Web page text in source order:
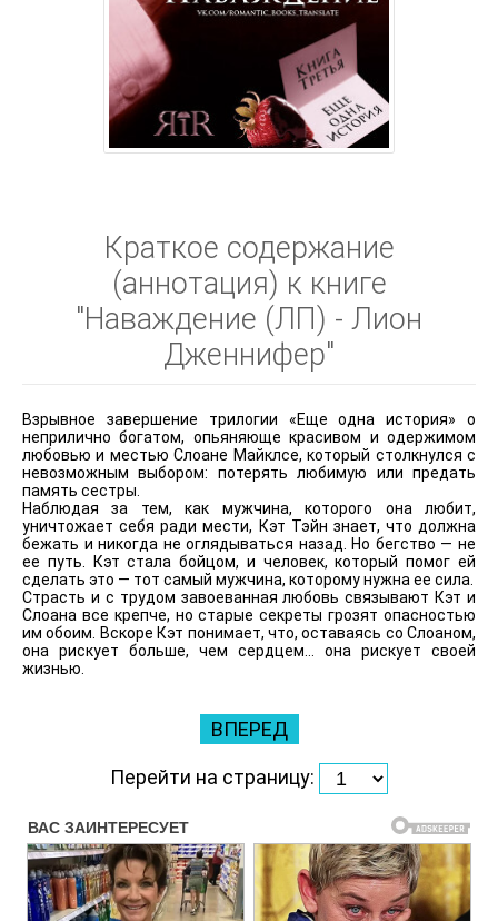
Краткое содержание
(аннотация) к книге
"Наваждение (ЛП) - Лион
Дженнифер"
Взрывное завершение трилогии «Еще одна история» о
неприлично богатом, опьяняюще красивом и одержимом
любовью и местью Слоане Майклсе, который столкнулся с
невозможным выбором: потерять любимую или предать
память сестры.
Наблюдая за тем, как мужчина, которого она любит,
уничтожает себя ради мести, Кэт Тэйн знает, что должна
бежать и никогда не оглядываться назад. Но бегство — не
ее путь. Кэт стала бойцом, и человек, который помог ей
сделать это — тот самый мужчина, которому нужна ее сила.
Страсть и с трудом завоеванная любовь связывают Кэт и
Слоана все крепче, но старые секреты грозят опасностью
им обоим. Вскоре Кэт понимает, что, оставаясь со Слоаном,
она рискует больше, чем сердцем… она рискует своей
жизнью.
ВПЕРЕД
Перейти на страницу: